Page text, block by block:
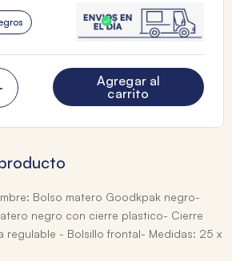
Agregar al
carrito
Bolso matero Goodkpak negro-
negro con cierre plastico- Cierre
regulable - Bolsillo frontal- Medidas: 25 x